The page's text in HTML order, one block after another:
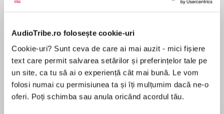
AudioTribe.ro folosește cookie-uri
Cookie-uri? Sunt ceva de care ai mai auzit - mici fișiere
text care permit salvarea setărilor și preferințelor tale pe
un site, ca tu să ai o experiență cât mai bună. Le vom
folosi numai cu permisiunea ta și îți mulțumim dacă ne-o
oferi. Poți schimba sau anula oricând acordul tău.
Elita de Argint (Elita
de...
Dani Francis
Diavolul se îmbracă de
la...
Lauren Weisberger
Migdală
Sohn Won-pyung